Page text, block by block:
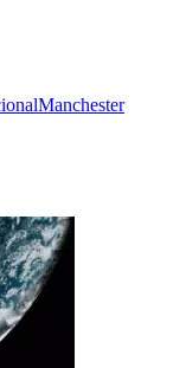
Manchester